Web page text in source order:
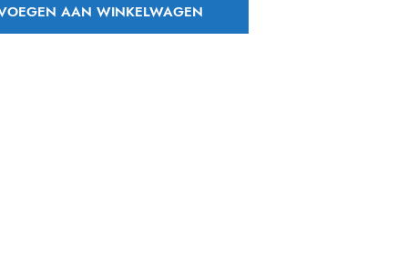
AAN WINKELWAGEN